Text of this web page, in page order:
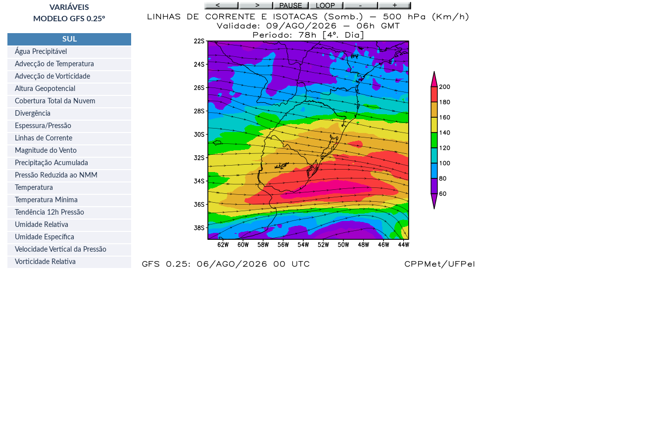
VARIÁVEIS
MODELO GFS 0.25°
SUL
Água Precipitável
Advecção de Temperatura
Advecção de Vorticidade
Altura Geopotencial
Cobertura Total da Nuvem
Divergência
Espessura/Pressão
Linhas de Corrente
Magnitude do Vento
Precipitação Acumulada
Pressão Reduzida ao NMM
Temperatura
Temperatura Mínima
Tendência 12h Pressão
Umidade Relativa
Umidade Específica
Velocidade Vertical da Pressão
Vorticidade Relativa